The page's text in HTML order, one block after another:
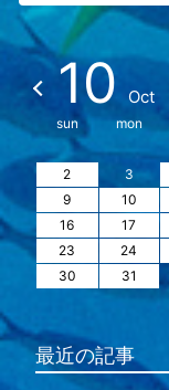
10 Oct
sun mon
2
3
9
10
16
17
23
24
30
31
最近の記事